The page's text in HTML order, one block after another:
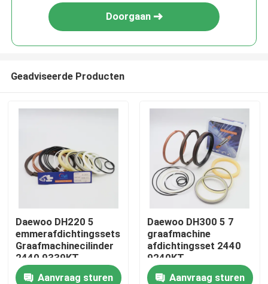
Huis
Producten
Doorgaan
Geadviseerde Producten
Daewoo DH220 5
emmerafdichtingssets
Graafmachinecilinder
2440 9339KT
Aanvraag sturen
Daewoo DH300 5 7
graafmachine
afdichtingsset 2440
9240KT
cilinderarmreparatie
Aanvraag sturen